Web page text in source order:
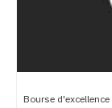
Bourse